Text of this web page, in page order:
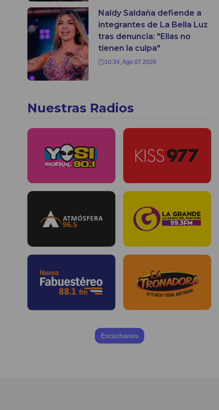
Naldy Saldaña defiende a
integrantes de La Bella Luz
tras denuncia: "Ellas no
tienen la culpa"
10:34, Ago 07 2026
Nuestras Radios
Escúchanos